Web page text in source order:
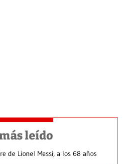
leído
de Lionel Messi, a los 68 años